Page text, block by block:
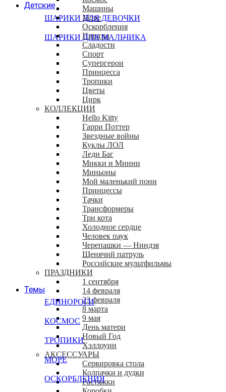
Детские
ШАРИКИ ДЛЯ ДЕВОЧКИ
ШАРИКИ ДЛЯ МАЛЬЧИКА
Темы
ЕДИНОРОГИ
КОСМОС
ТРОПИКИ
МОРЕ
ОСКОРБЛЕНИЯ
Машины
Море
Оскорбления
Пираты
Сладости
Спорт
Супергерои
Принцесса
Тропики
Цветы
Цирк
КОЛЛЕКЦИИ
Hello Kitty
Гарри Поттер
Звездные войны
Куклы ЛОЛ
Леди Баг
Микки и Минни
Миньоны
Мой маленький пони
Принцессы
Тачки
Трансформеры
Три кота
Холодное сердце
Человек паук
Черепашки — Ниндзя
Щенячий патруль
Российские мультфильмы
ПРАЗДНИКИ
1 сентября
14 февраля
23 февраля
8 марта
9 мая
День матери
Новый Год
Хэллоуин
АКСЕССУАРЫ
Сервировка стола
Колпачки и дудки
Растяжки